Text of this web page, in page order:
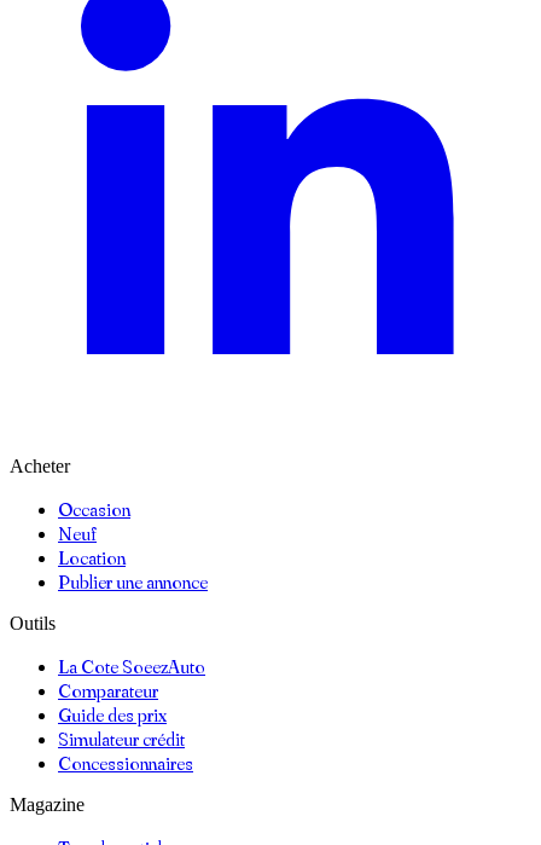
Acheter
Occasion
Neuf
Location
Publier une annonce
Outils
La Cote SoeezAuto
Comparateur
Guide des prix
Simulateur crédit
Concessionnaires
Magazine